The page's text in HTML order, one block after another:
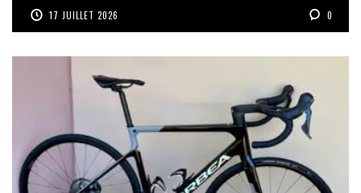
17 JUILLET 2026 0